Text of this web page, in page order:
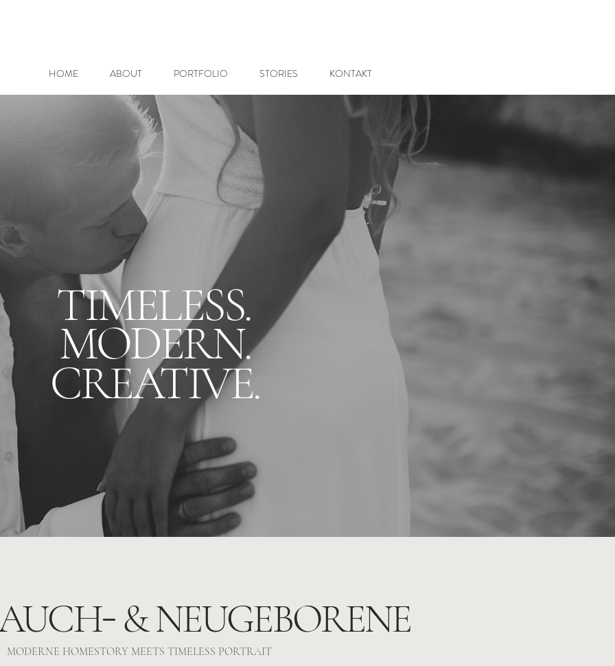
HOME ABOUT PORTFOLIO STORIES KONTAKT
TIMELESS.
MODERN.
CREATIVE.
MODERNE HOMESTORY MEETS TIMELESS PORTRAIT​
-& NEUGEBORENE